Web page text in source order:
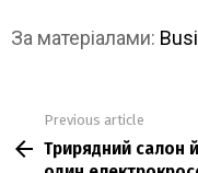
За матеріалами:
more
Previous article
Трирядний салон